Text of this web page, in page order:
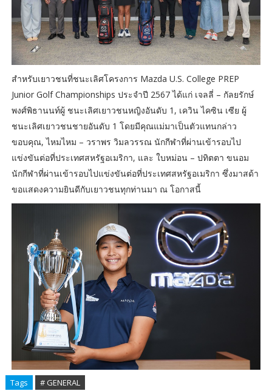
สำหรับเยาวชนที่ชนะเลิศโครงการ Mazda U.S. College PREP
Junior Golf Championships ประจำปี 2567 ได้แก่ เจลลี่ – กัลยรักษ์
พงศ์พิธานนท์ผู้ ชนะเลิศเยาวชนหญิงอันดับ 1, เควิน ไคซิน เซีย ผู้
ชนะเลิศเยาวชนชายอันดับ 1 โดยมีคุณแม่มาเป็นตัวแทนกล่าว
ขอบคุณ, ไหมไหม – วราพร วิมลวรรณ นักกีฬาที่ผ่านเข้ารอบไป
แข่งขันต่อที่ประเทศสหรัฐอเมริกา, และ ใบหม่อน – ปทิตตา ขนอม
นักกีฬาที่ผ่านเข้ารอบไปแข่งขันต่อที่ประเทศสหรัฐอเมริกา ซึ่งมาสด้า
ขอแสดงความยินดีกับเยาวชนทุกท่านมา ณ โอกาสนี้
Tags # GENERAL